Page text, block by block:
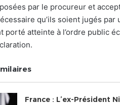
par le procureur et
qu’ils soient jugés
porté atteinte à l’ordre public
France : L’ex-Président